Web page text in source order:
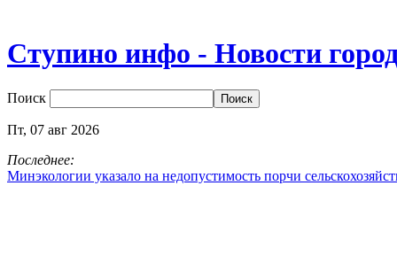
Ступино инфо - Новости
Поиск
Пт, 07 авг 2026
Последнее:
Минэкологии указало на недопустимость порчи